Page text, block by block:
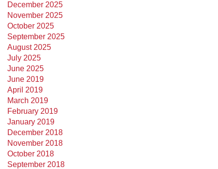
December 2025
November 2025
October 2025
September 2025
August 2025
July 2025
June 2025
June 2019
April 2019
March 2019
February 2019
January 2019
December 2018
November 2018
October 2018
September 2018